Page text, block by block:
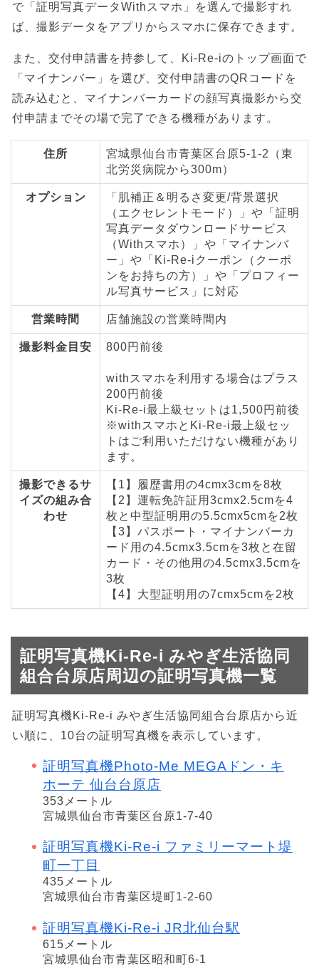
で「証明写真データWithスマホ」を選んで撮影すれ
ば、撮影データをアプリからスマホに保存できます。
また、交付申請書を持参して、Ki-Re-iのトップ画面で
「マイナンバー」を選び、交付申請書のQRコードを
読み込むと、マイナンバーカードの顔写真撮影から交
付申請までその場で完了できる機種があります。
住所
宮城県仙台市青葉区台原5-1-2（東
北労災病院から300m）
オプション
「肌補正＆明るさ変更/背景選択
（エクセレントモード）」や「証明
写真データダウンロードサービス
（Withスマホ）」や「マイナンバ
ー」や「Ki-Re-iクーポン（クーポ
ンをお持ちの方）」や「プロフィー
ル写真サービス」に対応
営業時間 店舗施設の営業時間内
撮影料金目安 800円前後
withスマホを利用する場合はプラス
200円前後
Ki-Re-i最上級セットは1,500円前後
※withスマホとKi-Re-i最上級セッ
トはご利用いただけない機種があり
ます。
撮影できるサ
イズの組み合
わせ
【1】履歴書用の4cmx3cmを8枚
【2】運転免許証用3cmx2.5cmを4
枚と中型証明用の5.5cmx5cmを2枚
【3】パスポート・マイナンバーカ
ード用の4.5cmx3.5cmを3枚と在留
カード・その他用の4.5cmx3.5cmを
3枚
【4】大型証明用の7cmx5cmを2枚
証明写真機Ki-Re-i みやぎ生活協同
組合台原店周辺の証明写真機一覧
証明写真機Ki-Re-i みやぎ生活協同組合台原店から近
い順に、10台の証明写真機を表示しています。
証明写真機Photo-Me MEGAドン・キ
ホーテ 仙台台原店
353メートル
宮城県仙台市青葉区台原1-7-40
証明写真機Ki-Re-i ファミリーマート堤
町一丁目
435メートル
宮城県仙台市青葉区堤町1-2-60
証明写真機Ki-Re-i JR北仙台駅
615メートル
宮城県仙台市青葉区昭和町6-1